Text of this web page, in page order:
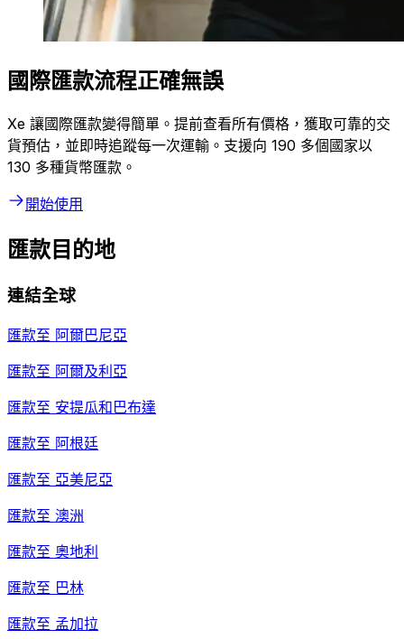
國際匯款流程正確無誤
Xe 讓國際匯款變得簡單。提前查看所有價格，獲取可靠的交
貨預估，並即時追蹤每一次運輸。支援向 190 多個國家以
130 多種貨幣匯款。
開始使用
匯款目的地
連結全球
匯款至 阿爾巴尼亞
匯款至 阿爾及利亞
匯款至 安提瓜和巴布達
匯款至 阿根廷
匯款至 亞美尼亞
匯款至 澳洲
匯款至 奧地利
匯款至 巴林
匯款至 孟加拉